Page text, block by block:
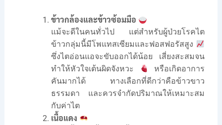
ข้าวกล้องและข้าวซ้อมมือ
แม้จะดีในคนทั่วไป แต่สำหรับผู้ป่วยโรคไต
ข้าวกลุ่มนี้มีโพแทสเซียมและฟอสฟอรัสสูง
ซึ่งไตอ่อนแอจะขับออกได้น้อย เสี่ยงสะสมจน
ทำให้หัวใจเต้นผิดจังหวะ
หรือเกิดอาการ
คันมากได้ ทางเลือกที่ดีกว่าคือข้าวขาว
ธรรมดา และควรจำกัดปริมาณให้เหมาะสม
กับค่าไต
เนื้อแดง